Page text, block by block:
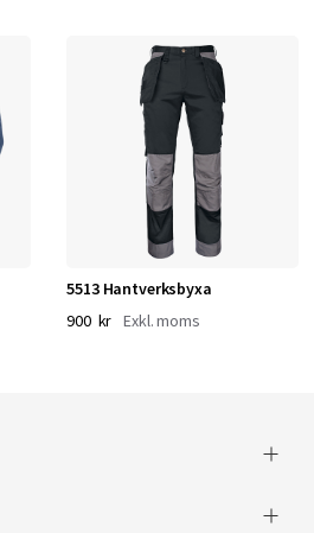
5513 Hantverksbyxa
900 kr